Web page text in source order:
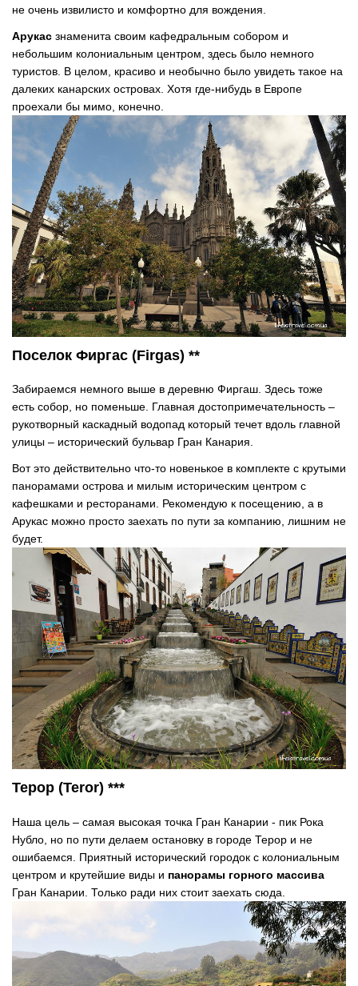
не очень извилисто и комфортно для вождения.
Арукас знаменита своим кафедральным собором и
небольшим колониальным центром, здесь было немного
туристов. В целом, красиво и необычно было увидеть такое на
далеких канарских островах. Хотя где-нибудь в Европе
проехали бы мимо, конечно.
Поселок Фиргас (Firgas) **
Забираемся немного выше в деревню Фиргаш. Здесь тоже
есть собор, но поменьше. Главная достопримечательность –
рукотворный каскадный водопад который течет вдоль главной
улицы – исторический бульвар Гран Канария.
Вот это действительно что-то новенькое в комплекте с крутыми
панорамами острова и милым историческим центром с
кафешками и ресторанами. Рекомендую к посещению, а в
Арукас можно просто заехать по пути за компанию, лишним не
будет.
Терор (Teror) ***
Наша цель – самая высокая точка Гран Канарии - пик Рока
Нубло, но по пути делаем остановку в городе Терор и не
ошибаемся. Приятный исторический городок с колониальным
центром и крутейшие виды и панорамы горного массива
Гран Канарии. Только ради них стоит заехать сюда.